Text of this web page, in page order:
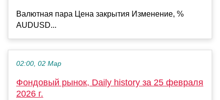
Валютная пара Цена закрытия Изменение, %
AUDUSD...
02:00, 02 Мар
Фондовый рынок, Daily history за 25 февраля
2026 г.